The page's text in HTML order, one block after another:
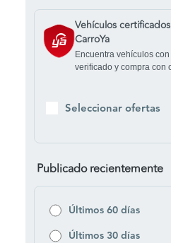
Vehículos
CarroYa
Encuentra vehículos
verificado y compra con
Seleccionar ofertas
Publicado recientemente
Últimos 60 días
Últimos 30 días